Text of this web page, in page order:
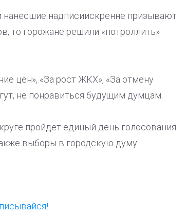
нанесшие надписиискренне призывают
то горожане решили «потроллить»
цен», «За рост ЖКХ», «За отмену
не понравиться будущим думцам.
пройдет единый день голосования.
выборы в городскую думу